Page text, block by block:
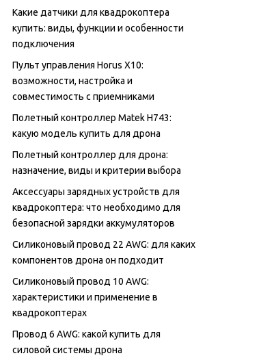
Какие датчики для квадрокоптера
купить: виды, функции и особенности
подключения
Пульт управления Horus X10:
возможности, настройка и
совместимость с приемниками
Полетный контроллер Matek H743:
какую модель купить для дрона
Полетный контроллер для дрона:
назначение, виды и критерии выбора
Аксессуары зарядных устройств для
квадрокоптера: что необходимо для
безопасной зарядки аккумуляторов
Силиконовый провод 22 AWG: для каких
компонентов дрона он подходит
Силиконовый провод 10 AWG:
характеристики и применение в
квадрокоптерах
Провод 6 AWG: какой купить для
силовой системы дрона